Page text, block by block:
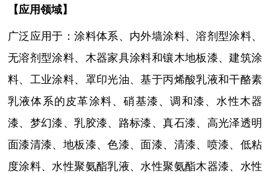
【应用领域】
广泛应用于：涂料体系、内外墙涂料、溶剂型涂料、
无溶剂型涂料、木器家具涂料和镶木地板漆、建筑涂
料、工业涂料、罩印光油、基于丙烯酸乳液和干酪素
乳液体系的皮革涂料、硝基漆、调和漆、水性木器
漆、梦幻漆、乳胶漆、路标漆、真石漆、高光泽透明
面漆清漆、地板漆、色漆、面漆、清漆、喷漆、低粘
度涂料、水性聚氨酯乳液、水性聚氨酯木器漆、水性